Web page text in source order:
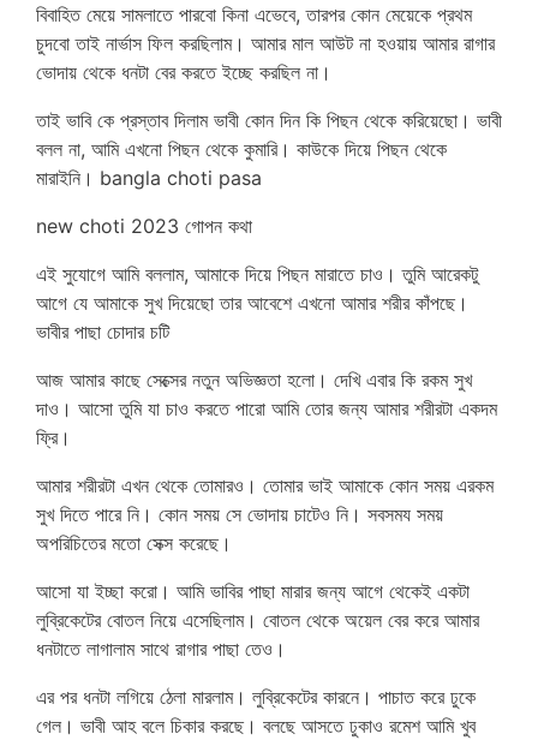
বিবাহিত মেয়ে সামলাতে পারবো কিনা এভেবে, তারপর কোন মেয়েকে প্রথম
চুদবো তাই নার্ভাস ফিল করছিলাম। আমার মাল আউট না হওয়ায় আমার রাগার
ভোদায় থেকে ধনটা বের করতে ইচ্ছে করছিল না।
তাই ভাবি কে প্রস্তাব দিলাম ভাবী কোন দিন কি পিছন থেকে করিয়েছো। ভাবী
বলল না, আমি এখনো পিছন থেকে কুমারি। কাউকে দিয়ে পিছন থেকে
মারাইনি। bangla choti pasa
new choti 2023 গোপন কথা
এই সুযোগে আমি বললাম, আমাকে দিয়ে পিছন মারাতে চাও। তুমি আরেকটু
আগে যে আমাকে সুখ দিয়েছো তার আবেশে এখনো আমার শরীর কাঁপছে।
ভাবীর পাছা চোদার চটি
আজ আমার কাছে সেক্সের নতুন অভিজ্ঞতা হলো। দেখি এবার কি রকম সুখ
দাও। আসো তুমি যা চাও করতে পারো আমি তোর জন্য আমার শরীরটা একদম
ফ্রি।
আমার শরীরটা এখন থেকে তোমারও। তোমার ভাই আমাকে কোন সময় এরকম
সুখ দিতে পারে নি। কোন সময় সে ভোদায় চাটেও নি। সবসময সময়
অপরিচিতের মতো সেক্স করেছে।
আসো যা ইচ্ছা করো। আমি ভাবির পাছা মারার জন্য আগে থেকেই একটা
লুব্রিকেটের বোতল নিয়ে এসেছিলাম। বোতল থেকে অয়েল বের করে আমার
ধনটাতে লাগালাম সাথে রাগার পাছা তেও।
এর পর ধনটা লগিয়ে ঠেলা মারলাম। লুব্রিকেটের কারনে। পাচাত করে ঢুকে
গেল। ভাবী আহ বলে চিকার করছে। বলছে আসতে ঢুকাও রমেশ আমি খুব